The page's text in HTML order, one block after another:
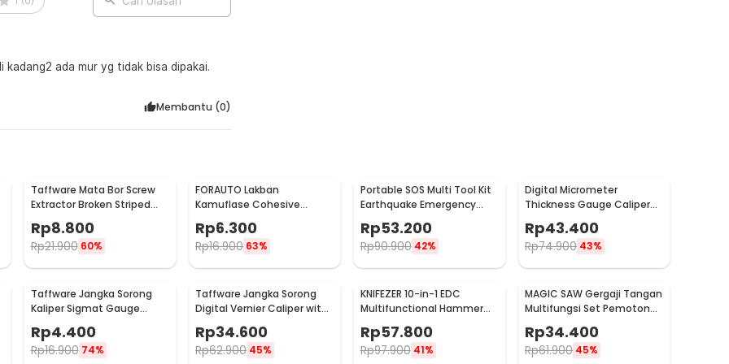
saat dibutuhkan.
ada mur yg tidak bisa dipakai.
Membantu (0)
Taffware Mata Bor Screw
Extractor Broken Striped
Screw Remover 4 PCS - S2
Rp8.800
Rp21.900 60%
FORAUTO Lakban
Kamuflase Cohesive
Bandage Tape Hunting
4.5M 50mm - H10
Rp6.300
Rp16.900 63%
Portable SOS Multi Tool Kit
Earthquake Emergency
Outdoor Survival - JT21
Rp53.200
Rp90.900 42%
Digital Micrometer
Thickness Gauge Caliper
Carbon Fiber 0-12.7mm -
TDT25
Rp43.400
Rp74.900 43%
Taffware Jangka Sorong
Kaliper Sigmat Gauge
600
Rp4.400
Rp16.900 74%
Taffware Jangka Sorong
Digital Vernier Caliper with
LCD Screen 150mm - JIGO-
150
Rp34.600
Rp62.900 45%
KNIFEZER 10-in-1 EDC
Multifunctional Hammer
Tool for Camping Survival -
WL-9003
Rp57.800
Rp97.900 41%
MAGIC SAW Gergaji Tangan
Multifungsi Set Pemotong
Kayu Besi
Rp34.400
Rp61.900 45%